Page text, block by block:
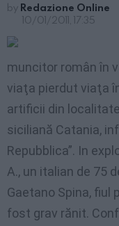
by Redazione Online
10/01/2011, 17:35
muncitor român în
viaţa pierdut viaţa
artificii din
siciliană Catania,
Repubblica”. In
A., un italian de 75
Gaetano Spina, fiul
fost grav rănit.